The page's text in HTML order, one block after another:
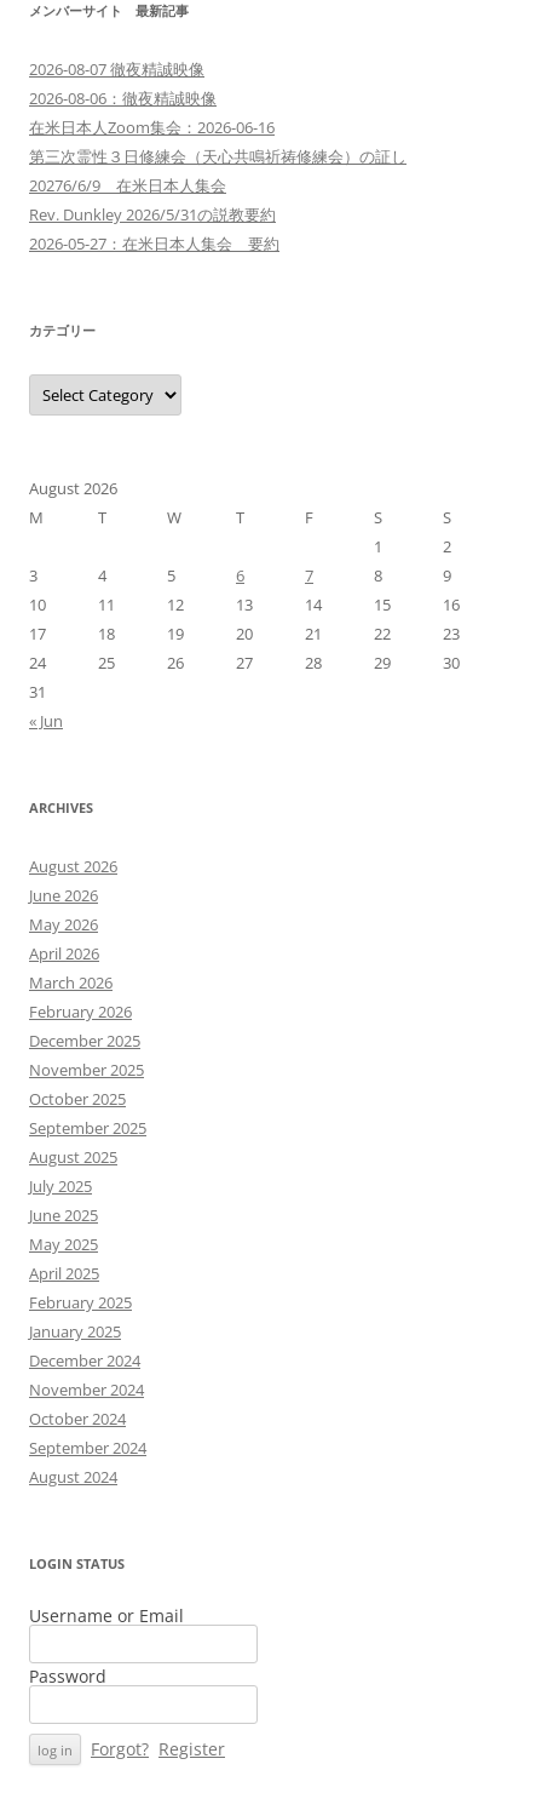
メンバーサイト 最新記事
2026-08-07 徹夜精誠映像
2026-08-06：徹夜精誠映像
在米日本人Zoom集会：2026-06-16
第三次霊性３日修練会（天心共鳴祈祷修練会）の証し
20276/6/9 在米日本人集会
Rev. Dunkley 2026/5/31の説教要約
2026-05-27：在米日本人集会 要約
カテゴリー
カ
テ
ゴ
August 2026
M
T W T F S
S
1
2
3
4 5 6 7 8
9
10
11 12 13 14 15
16
17
18 19 20 21 22
23
24
25 26 27 28 29
30
31
« Jun
ARCHIVES
August 2026
June 2026
May 2026
April 2026
March 2026
February 2026
December 2025
November 2025
October 2025
September 2025
August 2025
July 2025
June 2025
May 2025
April 2025
February 2025
January 2025
December 2024
November 2024
October 2024
September 2024
August 2024
LOGIN STATUS
Username or Email
Password
Forgot? Register